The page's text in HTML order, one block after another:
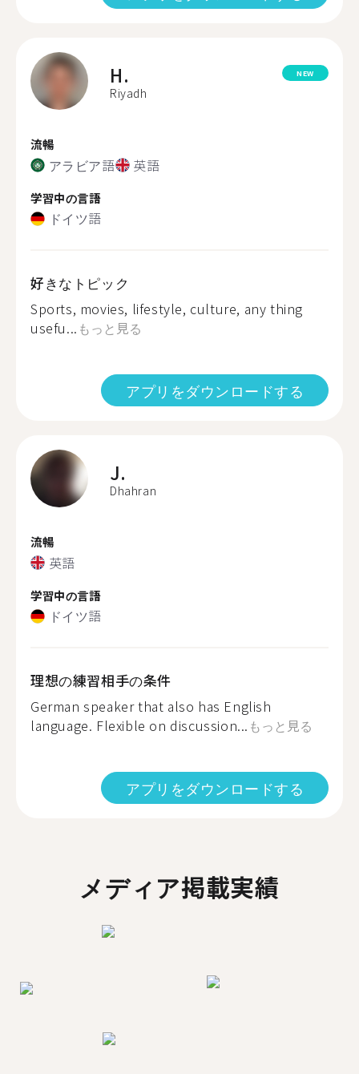
H.
Riyadh
NEW
流暢
アラビア語 英語
学習中の言語
ドイツ語
好きなトピック
Sports, movies, lifestyle, culture, any thing
usefu... もっと見る
アプリをダウンロードする
J.
Dhahran
流暢
英語
学習中の言語
ドイツ語
理想の練習相手の条件
German speaker that also has English
language. Flexible on discussion... もっと見る
アプリをダウンロードする
メディア掲載実績